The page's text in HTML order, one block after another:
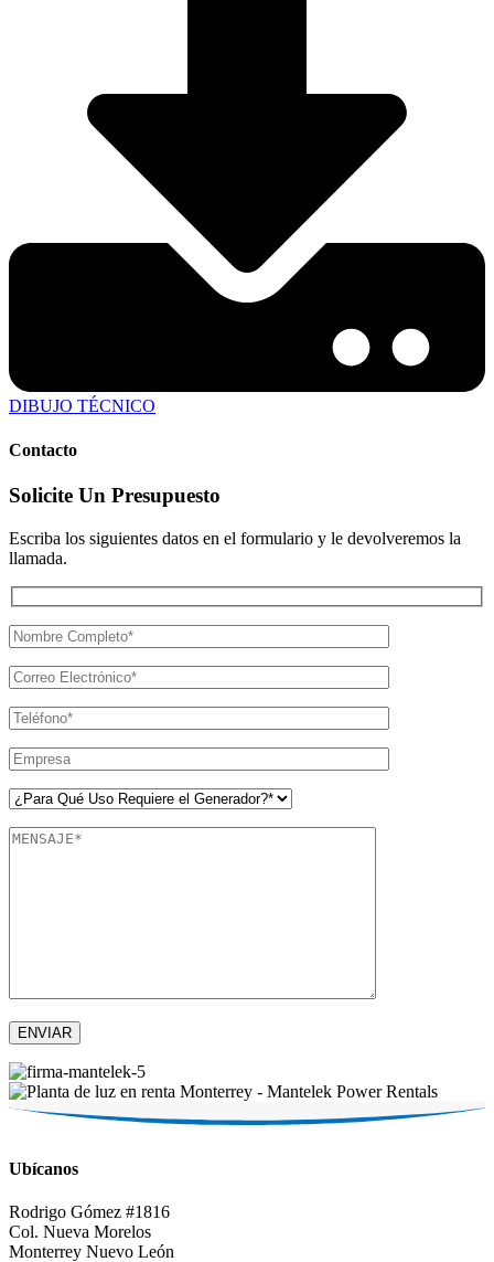
DIBUJO TÉCNICO
Contacto
Solicite Un Presupuesto
Escriba los siguientes datos en el formulario y le devolveremos la
llamada.
Ubícanos
Rodrigo Gómez #1816
Col. Nueva Morelos
Monterrey Nuevo León